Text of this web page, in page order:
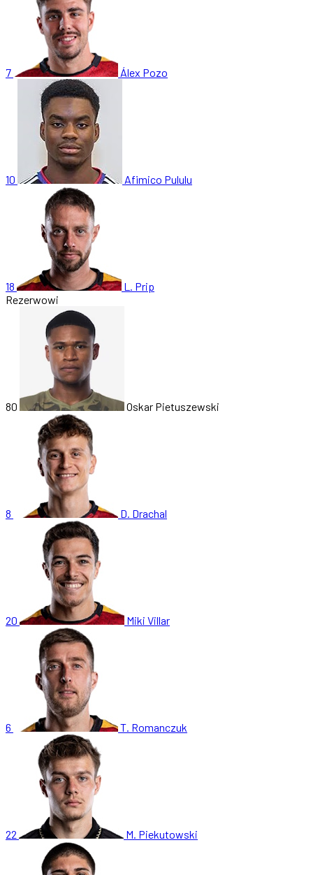
7 Álex Pozo
10 Afimico Pululu
18
L. Prip
Rezerwowi
80 Oskar Pietuszewski
8 D. Drachal
20 Miki Villar
6 T. Romanczuk
22 M. Piekutowski